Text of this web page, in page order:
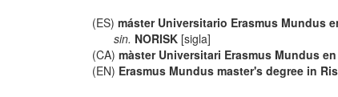
(ES)máster Universitario Erasmus Mundus
sin. NORISK[sigla]
(CA)màster Universitari Erasmus Mundus
(EN) Erasmus Mundus master's degree in